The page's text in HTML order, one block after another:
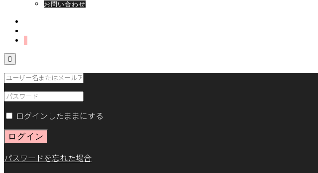
お問い合わせ

ログインしたままにする
ログイン
パスワードを忘れた場合